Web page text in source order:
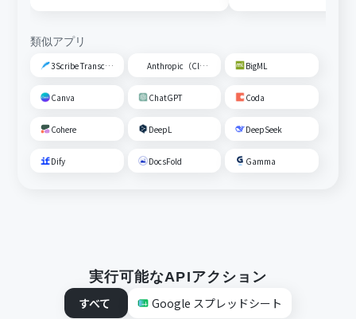
類似アプリ
3Scribe Transcription Anthropic（Claude） BigML
Canva ChatGPT Coda
Cohere DeepL DeepSeek
Dify DocsFold Gamma
実行可能なAPIアクション
すべて
Google スプレッドシート